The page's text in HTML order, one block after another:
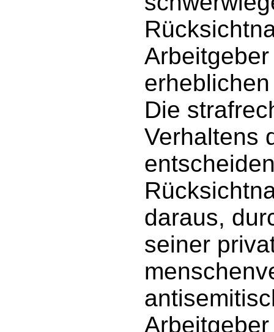
Die
Verhaltens
daraus,
seiner